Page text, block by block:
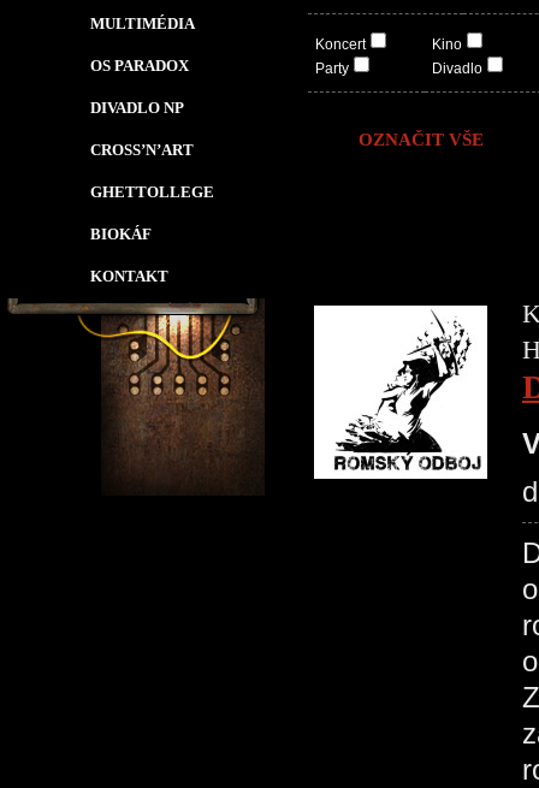
MULTIMÉDIA
OS PARADOX
DIVADLO NP
CROSS’N’ART
GHETTOLLEGE
BIOKÁF
KONTAKT
Koncert
Party
Kino
Divadlo
OZNAČIT VŠE